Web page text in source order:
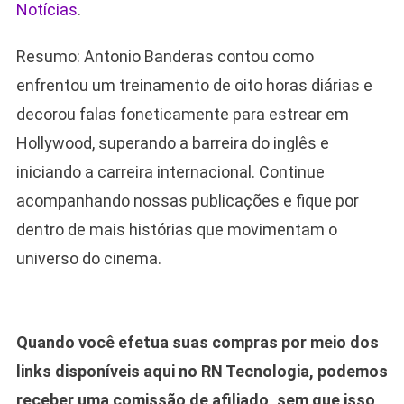
Notícias.
Resumo: Antonio Banderas contou como
enfrentou um treinamento de oito horas diárias e
decorou falas foneticamente para estrear em
Hollywood, superando a barreira do inglês e
iniciando a carreira internacional. Continue
acompanhando nossas publicações e fique por
dentro de mais histórias que movimentam o
universo do cinema.
Quando você efetua suas compras por meio dos
links disponíveis aqui no RN Tecnologia, podemos
receber uma comissão de afiliado, sem que isso